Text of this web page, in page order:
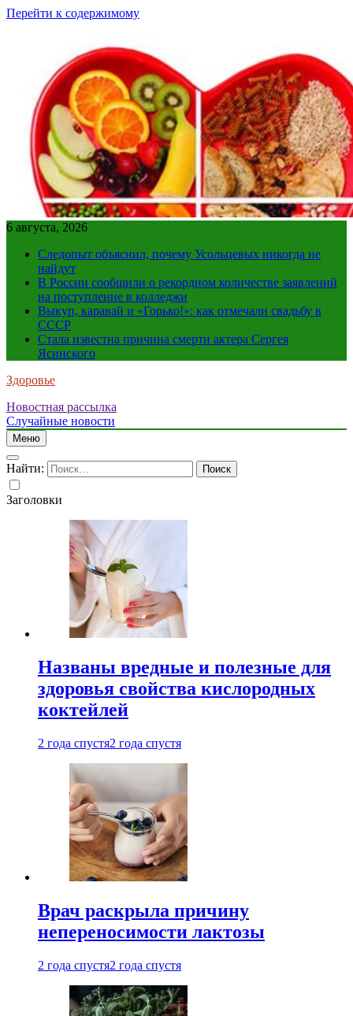
Перейти к содержимому
6 августа, 2026
Следопыт объяснил, почему Усольцевых никогда не
найдут
В России сообщили о рекордном количестве заявлений
на поступление в колледжи
Выкуп, каравай и «Горько!»: как отмечали свадьбу в
СССР
Стала известна причина смерти актера Сергея
Ясинского
Здоровье
Новостная рассылка
Случайные новости
Меню
Найти:
Заголовки
Названы вредные и полезные для
здоровья свойства кислородных
коктейлей
2 года спустя2 года спустя
Врач раскрыла причину
непереносимости лактозы
2 года спустя2 года спустя